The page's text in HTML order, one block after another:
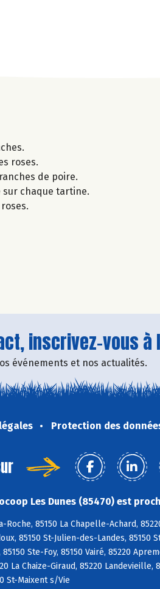
roses.
de poire.
sur chaque tartine.
inscrivez-vous
événements et nos actualités.
Protection des
Les Dunes (85470) est
85150 La Chapelle-Achard,
85150 St-Julien-des-Landes, 85150
Ste-Foy, 85150 Vairé, 85220
La Chaize-Giraud, 85220
St-Maixent s/Vie